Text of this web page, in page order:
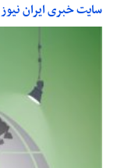
سایت خبری ایران نیوز